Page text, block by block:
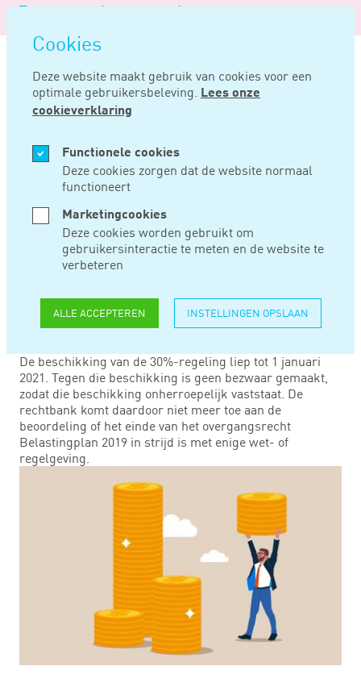
overslaan
Cookies
Deze website maakt gebruik van cookies voor een
optimale gebruikersbeleving. Lees onze
cookieverklaring
Functionele cookies
Deze cookies zorgen dat de website normaal
functioneert
Marketingcookies
Deze cookies worden gebruikt om
gebruikersinteractie te meten en de website te
verbeteren
ALLE ACCEPTEREN INSTELLINGEN OPSLAAN
Logo
Noord
Negentig
Home Nieuws
JAN 02, 2025
HOF BEVESTIGT
VERKORTING
LOOPTIJD 30%-
REGELING
De beschikking van de 30%-regeling liep tot 1 januari
2021. Tegen die beschikking is geen bezwaar gemaakt,
zodat die beschikking onherroepelijk vaststaat. De
rechtbank komt daardoor niet meer toe aan de
beoordeling of het einde van het overgangsrecht
Belastingplan 2019 in strijd is met enige wet- of
regelgeving.